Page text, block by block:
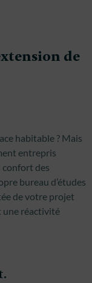
de
habitable ? Mais
entrepris
des
bureau d’études
de votre projet
une réactivité